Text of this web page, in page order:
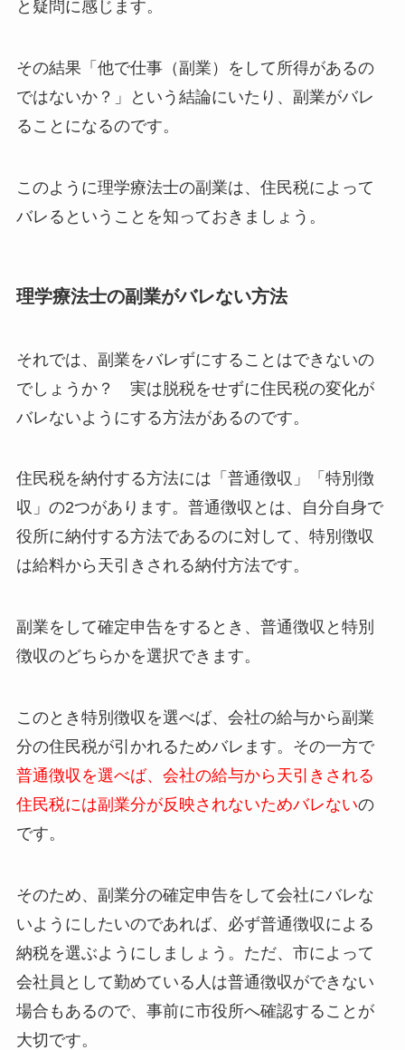
と疑問に感じます。
その結果「他で仕事（副業）をして所得があるの
ではないか？」という結論にいたり、副業がバレ
ることになるのです。
このように理学療法士の副業は、住民税によって
バレるということを知っておきましょう。
理学療法士の副業がバレない方法
それでは、副業をバレずにすることはできないの
でしょうか？ 実は脱税をせずに住民税の変化が
バレないようにする方法があるのです。
住民税を納付する方法には「普通徴収」「特別徴
収」の2つがあります。普通徴収とは、自分自身で
役所に納付する方法であるのに対して、特別徴収
は給料から天引きされる納付方法です。
副業をして確定申告をするとき、普通徴収と特別
徴収のどちらかを選択できます。
このとき特別徴収を選べば、会社の給与から副業
分の住民税が引かれるためバレます。その一方で
普通徴収を選べば、会社の給与から天引きされる
住民税には副業分が反映されないためバレないの
です。
そのため、副業分の確定申告をして会社にバレな
いようにしたいのであれば、必ず普通徴収による
納税を選ぶようにしましょう。ただ、市によって
会社員として勤めている人は普通徴収ができない
場合もあるので、事前に市役所へ確認することが
大切です。